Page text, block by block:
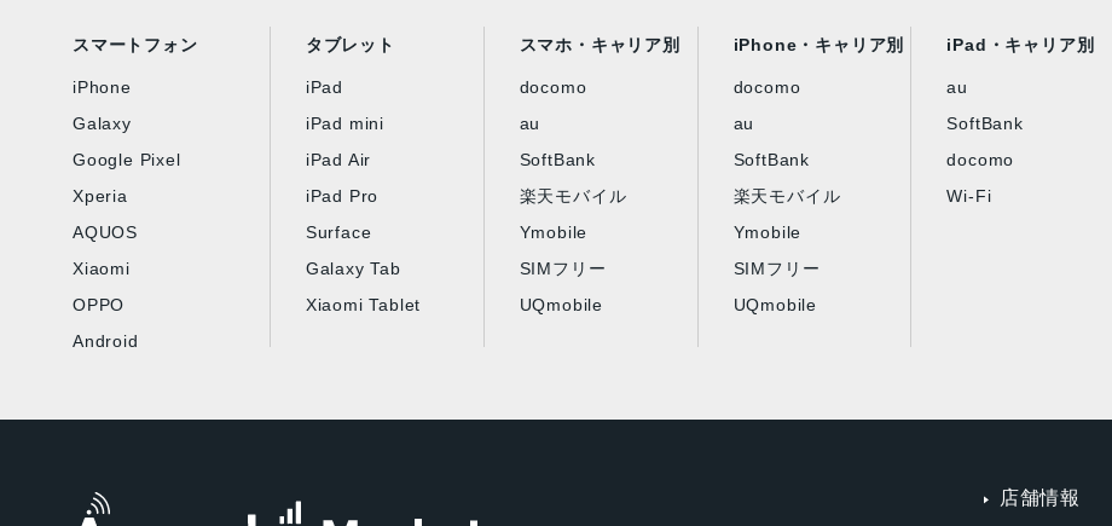
スマートフォン
iPhone
Galaxy
Google Pixel
Xperia
AQUOS
Xiaomi
OPPO
Android
タブレット
iPad
iPad mini
iPad Air
iPad Pro
Surface
Galaxy Tab
Xiaomi Tablet
スマホ・キャリア別
docomo
au
SoftBank
楽天モバイル
Ymobile
SIMフリー
UQmobile
iPhone・キャリア別
docomo
au
SoftBank
楽天モバイル
Ymobile
SIMフリー
UQmobile
iPad・キャリア別
au
SoftBank
docomo
Wi-Fi
店舗情報